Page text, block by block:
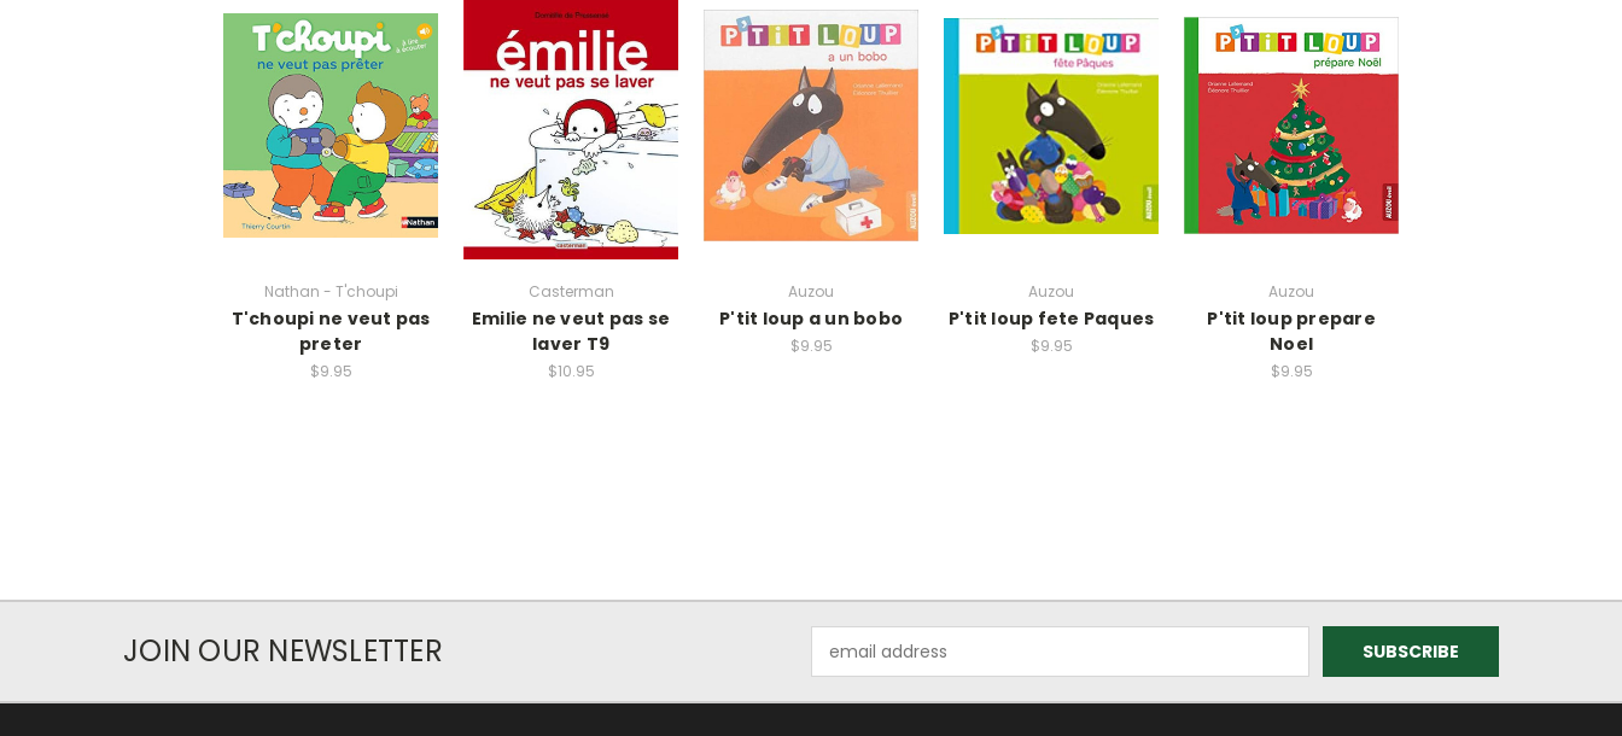
Nathan - T'choupi
T'choupi ne veut pas
preter
$9.95
Casterman
Emilie ne veut pas se
laver T9
$10.95
Auzou
P'tit loup a un bobo
$9.95
Auzou
P'tit loup fete Paques
$9.95
Auzou
P'tit loup prepare
Noel
$9.95
JOIN OUR NEWSLETTER
Address